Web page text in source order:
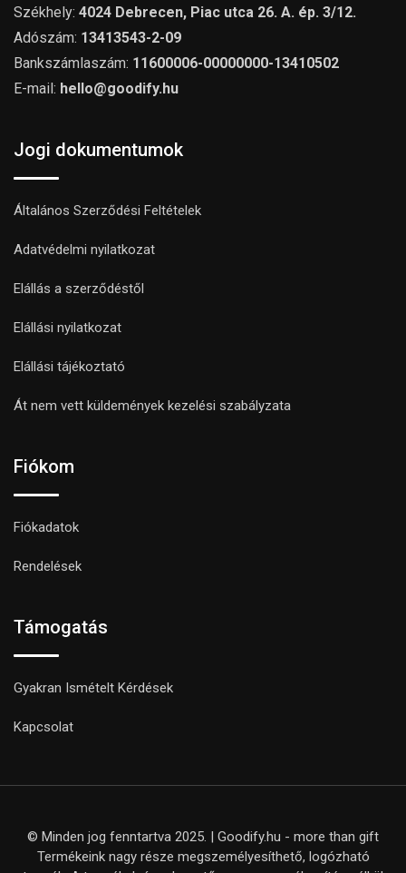
Székhely: 4024 Debrecen, Piac utca 26. A. ép. 3/12.
Adószám: 13413543-2-09
Bankszámlaszám: 11600006-00000000-13410502
E-mail: hello@goodify.hu
Jogi dokumentumok
Általános Szerződési Feltételek
Adatvédelmi nyilatkozat
Elállás a szerződéstől
Elállási nyilatkozat
Elállási tájékoztató
Át nem vett küldemények kezelési szabályzata
Fiókom
Fiókadatok
Rendelések
Támogatás
Gyakran Ismételt Kérdések
Kapcsolat
© Minden jog fenntartva 2025. | Goodify.hu - more than gift
Termékeink nagy része megszemélyesíthető, logózható